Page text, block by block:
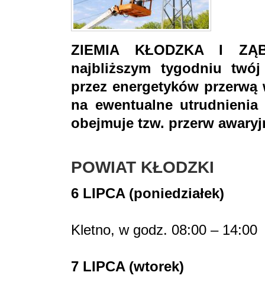
ZIEMIA KŁODZKA I
najbliższym tygodniu
przez energetyków
na ewentualne
obejmuje tzw. przerw
POWIAT KŁODZKI
6 LIPCA (poniedziałek)
Kletno, w godz. 08:00 – 14:00
7 LIPCA (wtorek)